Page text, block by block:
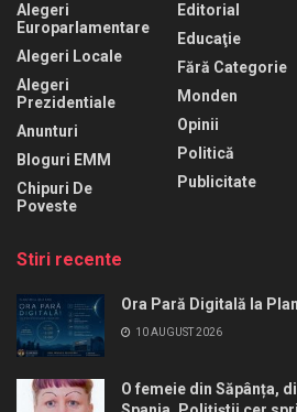
Alegeri
Europarlamentare
Alegeri Locale
Alegeri
Prezidentiale
Anunturi
Bloguri EMM
Chipuri De
Poveste
Editorial
Educaţie
Fără Categorie
Monden
Opinii
Politică
Publicitate
Stiri recente
Ora Pară Digitală la
10 AUGUST 2026
O femeie din Săpânța,